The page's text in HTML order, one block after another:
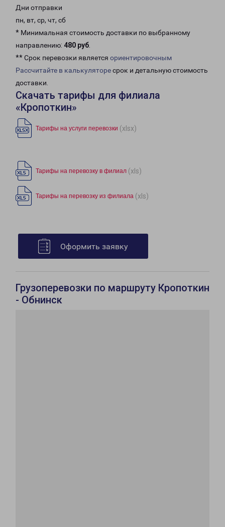
Дни отправки
пн, вт, ср, чт, сб
* Минимальная стоимость доставки по выбранному
направлению: 480 руб.
** Срок перевозки является ориентировочным
Рассчитайте в калькуляторесрок и детальную стоимость
доставки.
Скачать тарифы для филиала
«Кропоткин»
Тарифы на услуги перевозки (xlsx)
Тарифы на перевозку в филиал (xls)
Тарифы на перевозку из филиала (xls)
Оформить заявку
Грузоперевозки по маршруту Кропоткин
- Обнинск